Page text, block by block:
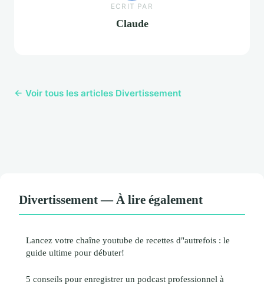
ECRIT PAR
Claude
← Voir tous les articles Divertissement
Divertissement — À lire également
Lancez votre chaîne youtube de recettes d"autrefois : le
guide ultime pour débuter!
5 conseils pour enregistrer un podcast professionnel à